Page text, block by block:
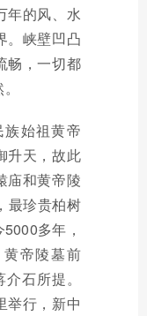
年的风、水
。峡壁凹凸
畅，一切都
始祖黄帝
升天，故此
庙和黄帝陵
最珍贵柏树
多年，
帝陵墓前
石所提。
举行，新中